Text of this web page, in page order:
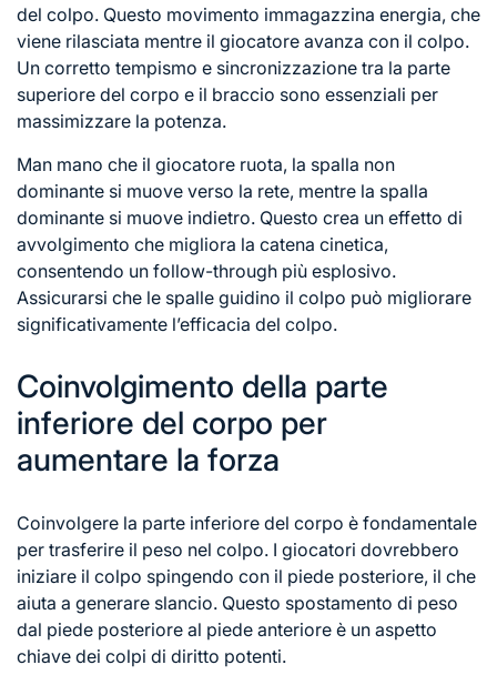
del colpo. Questo movimento immagazzina energia, che
viene rilasciata mentre il giocatore avanza con il colpo.
Un corretto tempismo e sincronizzazione tra la parte
superiore del corpo e il braccio sono essenziali per
massimizzare la potenza.
Man mano che il giocatore ruota, la spalla non
dominante si muove verso la rete, mentre la spalla
dominante si muove indietro. Questo crea un effetto di
avvolgimento che migliora la catena cinetica,
consentendo un follow-through più esplosivo.
Assicurarsi che le spalle guidino il colpo può migliorare
significativamente l’efficacia del colpo.
Coinvolgimento della parte
inferiore del corpo per
aumentare la forza
Coinvolgere la parte inferiore del corpo è fondamentale
per trasferire il peso nel colpo. I giocatori dovrebbero
iniziare il colpo spingendo con il piede posteriore, il che
aiuta a generare slancio. Questo spostamento di peso
dal piede posteriore al piede anteriore è un aspetto
chiave dei colpi di diritto potenti.